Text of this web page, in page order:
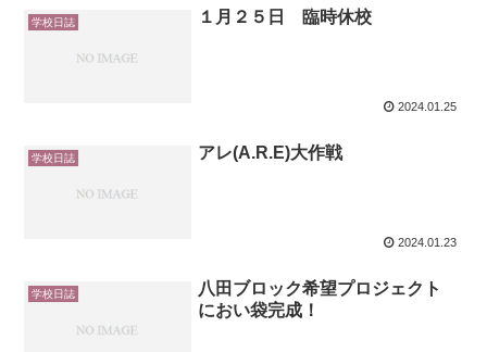
学校日誌 １月２５日 臨時休校
2024.01.25
学校日誌 アレ(A.R.E)大作戦
2024.01.23
学校日誌
八田ブロック希望プロジェクト
におい袋完成！